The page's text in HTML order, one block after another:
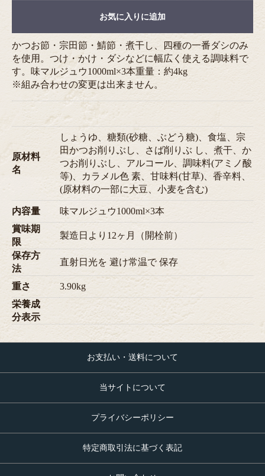
お気に入りに追加
かつお節・宗田節・鯖節・煮干し、四種の一番ダシのみ
を使用。つけ・かけ・ダシなどに幅広く使える調味料で
す。味マルジュウ1000ml×3本重量：約4kg
※組み合わせの変更は出来ません。
原材料
名
しょうゆ、糖類(砂糖、ぶどう糖)、食塩、宗
田かつお削りぶし、さば削りぶ し、煮干、か
つお削りぶし、アルコール、調味料(アミノ酸
等)、カラメル色 素、甘味料(甘草)、香辛料、
(原材料の一部に大豆、小麦を含む)
内容量
味マルジュウ1000ml×3本
賞味期
限
製造日より12ヶ月（開栓前）
保存方
法
直射日光を 避け常温で 保存
重さ
3.90kg
栄養成
分表示
お支払い・送料について
当サイトについて
プライバシーポリシー
特定商取引法に基づく表記